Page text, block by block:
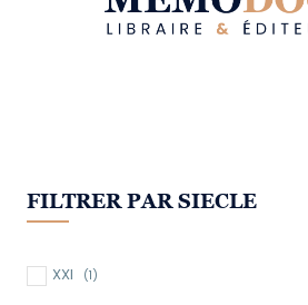
FILTRER PAR SIECLE
XXI (1)